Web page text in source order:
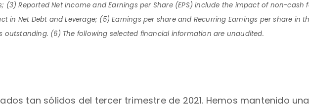
(3) Reported Net Income and Earnings per Share (EPS) include the impact of non-
in Net Debt and Leverage; (5) Earnings per share and Recurring Earnings per share in
(6) The following selected financial information are unaudited.
tan sólidos del tercer trimestre de 2021. Hemos mantenido